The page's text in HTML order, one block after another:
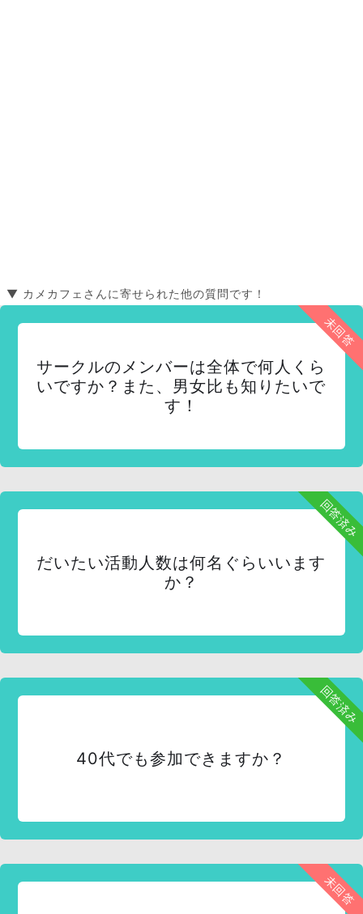
▼ カメカフェさんに寄せられた他の質問です！
未回答
サークルのメンバーは全体で何人くら
いですか？また、男女比も知りたいで
す！
回答済み
だいたい活動人数は何名ぐらいいます
か？
回答済み
40代でも参加できますか？
未回答